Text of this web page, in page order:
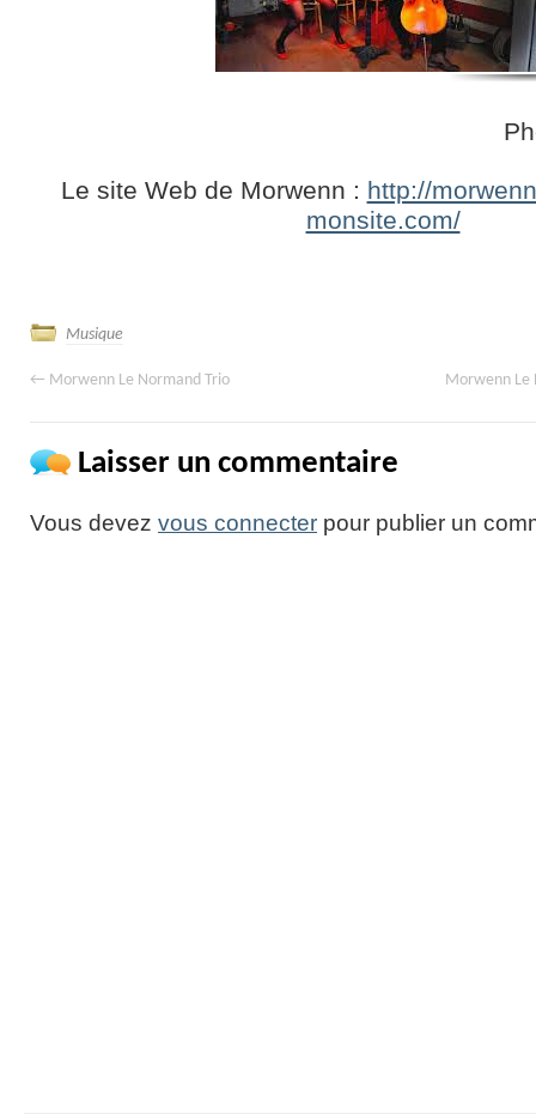
Photo
Le site Web de Morwenn : http://
monsite.com/
Musique
← Morwenn Le Normand Trio Morwenn Le
Laisser un commentaire
Vous devez vous connecter pour publier un